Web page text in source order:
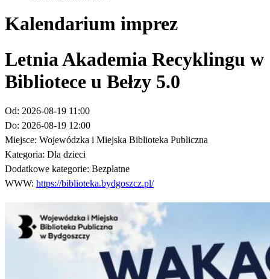
Kalendarium imprez
Letnia Akademia Recyklingu w
Bibliotece u Bełzy 5.0
Od: 2026-08-19 11:00
Do: 2026-08-19 12:00
Miejsce: Wojewódzka i Miejska Biblioteka Publiczna
Kategoria: Dla dzieci
Dodatkowe kategorie: Bezpłatne
WWW: https://biblioteka.bydgoszcz.pl/